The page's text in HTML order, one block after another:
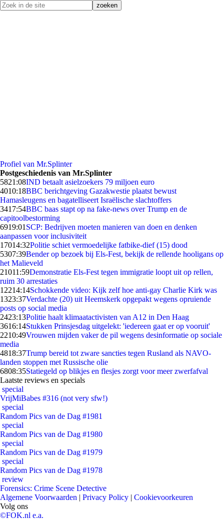
Profiel van Mr.Splinter
Postgeschiedenis van Mr.Splinter
5821:08IND betaalt asielzoekers 79 miljoen euro
4010:18BBC berichtgeving Gazakwestie plaatst bewust
Hamasleugens en bagatelliseert Israëlische slachtoffers
3417:54BBC baas stapt op na fake-news over Trump en de
capitoolbestorming
6919:01 SCP: Bedrijven moeten manieren van doen en denken
aanpassen voor inclusiviteit
17014:32Politie schiet vermoedelijke fatbike-dief (15) dood
5307:39Bender op bezoek bij Els-Fest, bekijk de rellende hooligans op
het Malieveld
21011:59Demonstratie Els-Fest tegen immigratie loopt uit op rellen,
ruim 30 arrestaties
12214:14Schokkende video: Kijk zelf hoe anti-gay Charlie Kirk was
1323:37Verdachte (20) uit Heemskerk opgepakt wegens opruiende
posts op social media
2423:13Politie haalt klimaatactivisten van A12 in Den Haag
3616:14Stukken Prinsjesdag uitgelekt: 'iedereen gaat er op vooruit'
2210:49Vrouwen mijden vaker de pil wegens desinformatie op sociale
media
4818:37Trump bereid tot zware sancties tegen Rusland als NAVO-
landen stoppen met Russische olie
6808:35Statiegeld op blikjes en flesjes zorgt voor meer zwerfafval
Laatste reviews en specials
special
VrijMiBabes #316 (not very sfw!)
special
Random Pics van de Dag #1981
special
Random Pics van de Dag #1980
special
Random Pics van de Dag #1979
special
Random Pics van de Dag #1978
review
Forensics: Crime Scene Detective
Algemene Voorwaarden | Privacy Policy | Cookievoorkeuren
Volg ons
©FOK.nl e.a.